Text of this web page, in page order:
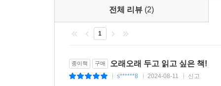
타락한 세상에서 고통받는 삶을 헤쳐 나가는 사
- 폴 트립 (《완벽한 부모는 없다》, 《교리와 삶은
전체 리뷰 (2)
1
종이책 구매 오래오래 두고 읽고 싶은 책!
s******8 2024-08-11 신고